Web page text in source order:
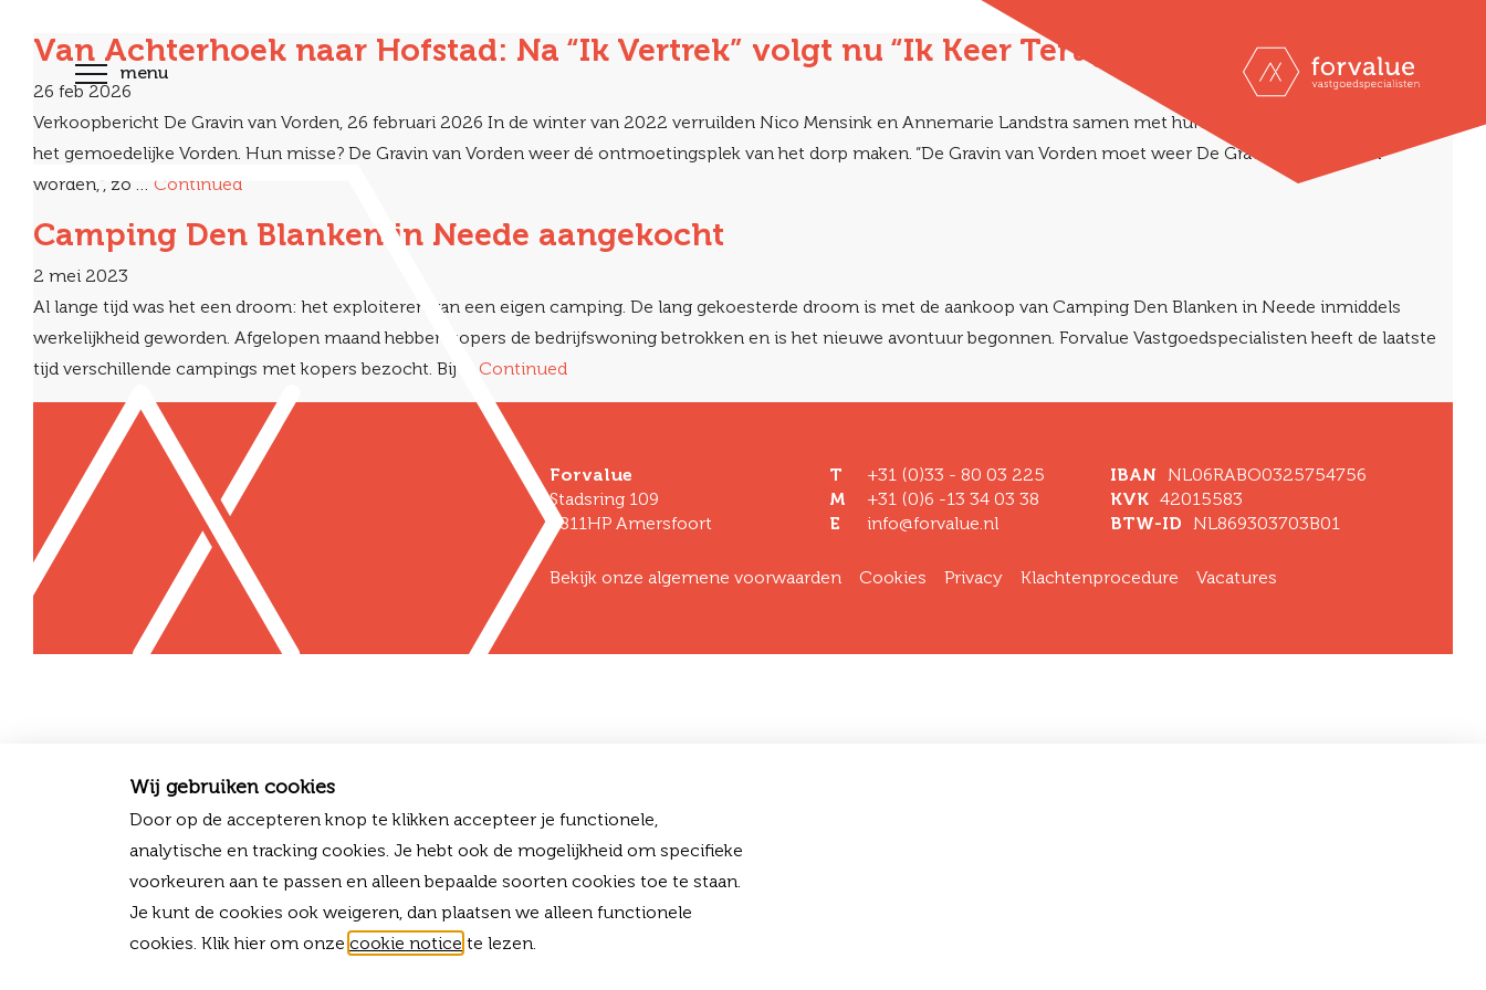
menu
Van Achterhoek naar Hofstad: Na “Ik Vertrek” volgt nu “Ik Keer Terug”
26 feb 2026
Verkoopbericht De Gravin van Vorden, 26 februari 2026 In de winter van 2022 verruilden Nico Mensink en Annemarie Landstra samen met hun zoon de Haagse drukte voor
het gemoedelijke Vorden. Hun misse? De Gravin van Vorden weer dé ontmoetingsplek van het dorp maken. “De Gravin van Vorden moet weer De Gravin vóór Vorden
worden,”, zo … Continued
Camping Den Blanken in Neede aangekocht
2 mei 2023
Al lange tijd was het een droom: het exploiteren van een eigen camping. De lang gekoesterde droom is met de aankoop van Camping Den Blanken in Neede inmiddels
werkelijkheid geworden. Afgelopen maand hebben kopers de bedrijfswoning betrokken en is het nieuwe avontuur begonnen. Forvalue Vastgoedspecialisten heeft de laatste
tijd verschillende campings met kopers bezocht. Bij … Continued
Forvalue
Stadsring 109
3811HP Amersfoort
T
+31 (0)33 - 80 03 225
M
+31 (0)6 -13 34 03 38
E
info@forvalue.nl
IBAN NL06RABO0325754756
KVK 42015583
BTW-ID NL869303703B01
Bekijk onze algemene voorwaarden Cookies Privacy Klachtenprocedure Vacatures
Wij gebruiken cookies
Door op de accepteren knop te klikken accepteer je functionele,
analytische en tracking cookies. Je hebt ook de mogelijkheid om specifieke
voorkeuren aan te passen en alleen bepaalde soorten cookies toe te staan.
Je kunt de cookies ook weigeren, dan plaatsen we alleen functionele
cookies. Klik hier om onze cookie notice te lezen.